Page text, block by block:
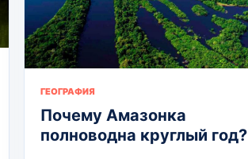
ГЕОГРАФИЯ
Почему Амазонка
полноводна круглый год?